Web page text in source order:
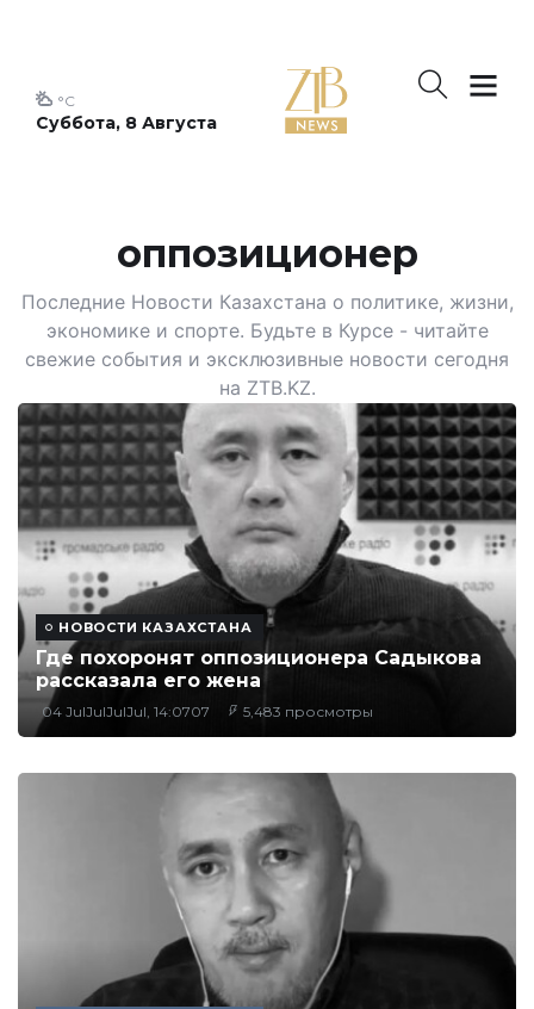
Суббота, 8 Августа
°C
оппозиционер
Последние Новости Казахстана о политике, жизни,
экономике и спорте. Будьте в Курсе - читайте
свежие события и эксклюзивные новости сегодня
на ZTB.KZ.
НОВОСТИ КАЗАХСТАНА
Где похоронят оппозиционера Садыкова
рассказала его жена
04 JulJulJulJul, 14:0707 5,483 просмотры